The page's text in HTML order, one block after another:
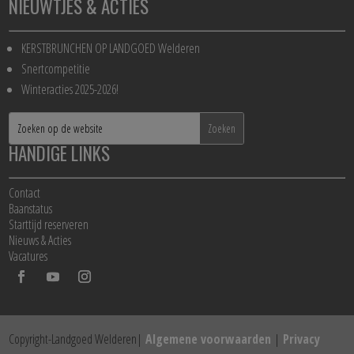
NIEUWTJES & ACTIES
KERSTBRUNCHEN OP LANDGOED Welderen
Snertcompetitie
Winteracties 2025-2026!
HANDIGE LINKS
Contact
Baanstatus
Starttijd reserveren
Nieuws & Acties
Vacatures
Copyright-Landgoed Welderen| Algemene voorwaarden | Privacy